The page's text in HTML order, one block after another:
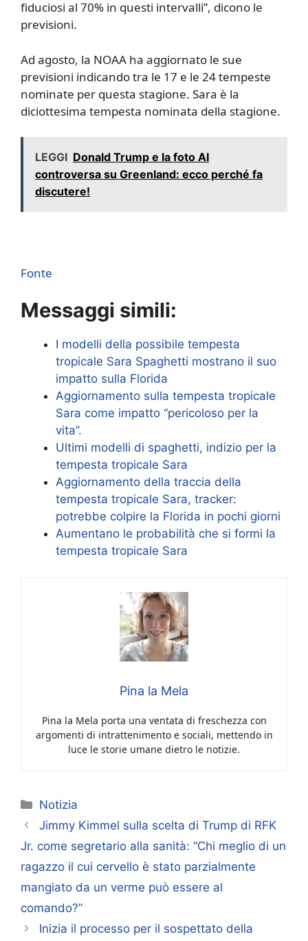
fiduciosi al 70% in questi intervalli”, dicono le
previsioni.
Ad agosto, la NOAA ha aggiornato le sue
previsioni indicando tra le 17 e le 24 tempeste
nominate per questa stagione. Sara è la
diciottesima tempesta nominata della stagione.
LEGGI Donald Trump e la foto AI
controversa su Greenland: ecco perché fa
discutere!
Fonte
Messaggi simili:
I modelli della possibile tempesta
tropicale Sara Spaghetti mostrano il suo
impatto sulla Florida
Aggiornamento sulla tempesta tropicale
Sara come impatto “pericoloso per la
vita”.
Ultimi modelli di spaghetti, indizio per la
tempesta tropicale Sara
Aggiornamento della traccia della
tempesta tropicale Sara, tracker:
potrebbe colpire la Florida in pochi giorni
Aumentano le probabilità che si formi la
tempesta tropicale Sara
Pina la Mela
Pina la Mela porta una ventata di freschezza con
argomenti di intrattenimento e sociali, mettendo in
luce le storie umane dietro le notizie.
Categorie
Notizia
Jimmy Kimmel sulla scelta di Trump di RFK
Jr. come segretario alla sanità: “Chi meglio di un
ragazzo il cui cervello è stato parzialmente
mangiato da un verme può essere al
comando?”
Inizia il processo per il sospettato della